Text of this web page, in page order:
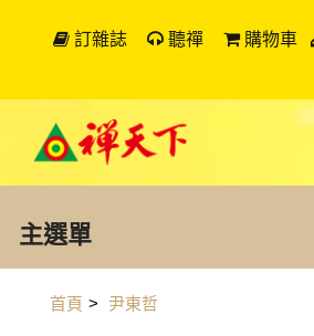
訂雜誌 聽禪 購物車
主選單
首頁 > 尹東哲